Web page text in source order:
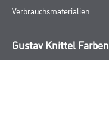
Verbrauchsmaterialien
Gustav Knittel Farben